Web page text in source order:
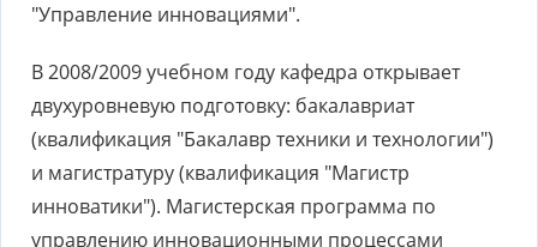
"Управление инновациями".
В 2008/2009 учебном году кафедра открывает
двухуровневую подготовку: бакалавриат
(квалификация "Бакалавр техники и технологии")
и магистратуру (квалификация "Магистр
инноватики"). Магистерская программа по
управлению инновационными процессами